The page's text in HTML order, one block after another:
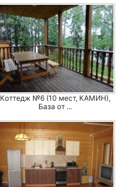
Коттедж №6 (10 мест, КАМИН),
База от ...